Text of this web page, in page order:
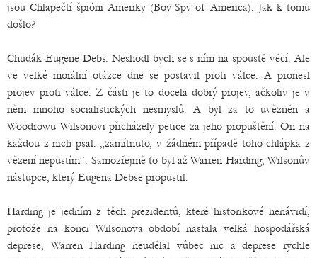
jsou Chlapečtí špióni Ameriky (Boy Spy of America). Jak k tomu
došlo?
Chudák Eugene Debs. Neshodl bych se s ním na spoustě věcí. Ale
ve velké morální otázce dne se postavil proti válce. A pronesl
projev proti válce. Z části je to docela dobrý projev, ačkoliv je v
něm mnoho socialistických nesmyslů. A byl za to uvězněn a
Woodrowu Wilsonovi přicházely petice za jeho propuštění. On na
každou z nich psal: „zamítnuto, v žádném případě toho chlápka z
vězení nepustím“. Samozřejmě to byl až Warren Harding, Wilsonův
nástupce, který Eugena Debse propustil.
Harding je jedním z těch prezidentů, které historikové nenávidí,
protože na konci Wilsonova období nastala velká hospodářská
deprese, Warren Harding neudělal vůbec nic a deprese rychle